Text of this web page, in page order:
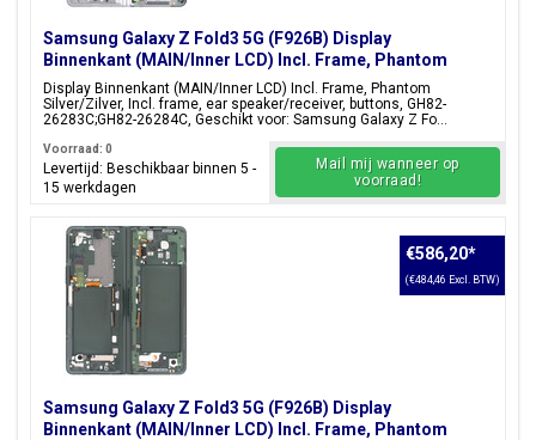
Samsung Galaxy Z Fold3 5G (F926B) Display
Binnenkant (MAIN/Inner LCD) Incl. Frame, Phantom
Silver/Zilver, GH82-26283C;GH82-26284C
Display Binnenkant (MAIN/Inner LCD) Incl. Frame, Phantom
Silver/Zilver, Incl. frame, ear speaker/receiver, buttons, GH82-
26283C;GH82-26284C, Geschikt voor: Samsung Galaxy Z Fo...
Voorraad: 0
Levertijd: Beschikbaar binnen 5 -
15 werkdagen
Mail mij wanneer op
voorraad!
Samsung Galaxy Z Fold3 5G (F926B) Display
Binnenkant (MAIN/Inner LCD) Incl. Frame, Phantom
€586,20*
(€484,46 Excl. BTW)